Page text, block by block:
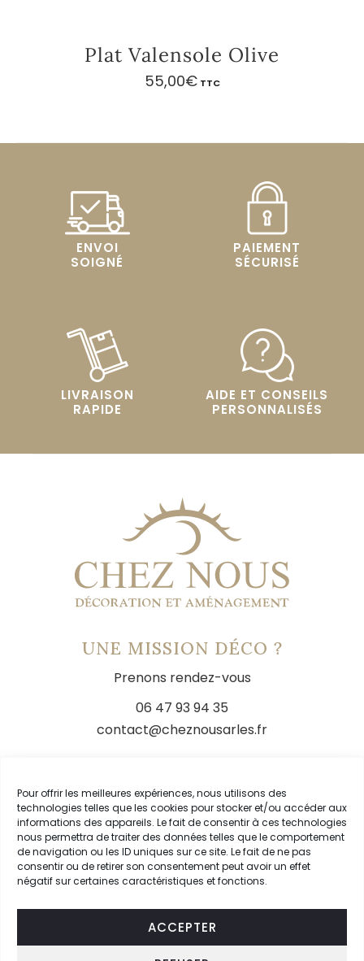
Pour offrir les meilleures expériences, nous utilisons des
technologies telles que les cookies pour stocker et/ou accéder aux
informations des appareils. Le fait de consentir à ces technologies
nous permettra de traiter des données telles que le comportement
de navigation ou les ID uniques sur ce site. Le fait de ne pas
consentir ou de retirer son consentement peut avoir un effet
négatif sur certaines caractéristiques et fonctions.
ACCEPTER
Plat Valensole Olive
55,00€ TTC
ENVOI
SOIGNÉ
PAIEMENT
SÉCURISÉ
LIVRAISON
RAPIDE
AIDE ET CONSEILS
PERSONNALISÉS
UNE MISSION DÉCO ?
Prenons rendez-vous
06 47 93 94 35
contact@cheznousarles.fr
Livraison
Conditions générales de vente
Mentions légales
Mon compte